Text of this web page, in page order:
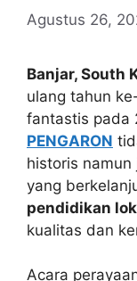
Agustus 26,
Banjar, South
ulang tahun
fantastis pada
PENGARON
historis
yang
pendidikan
kualitas dan
Acara